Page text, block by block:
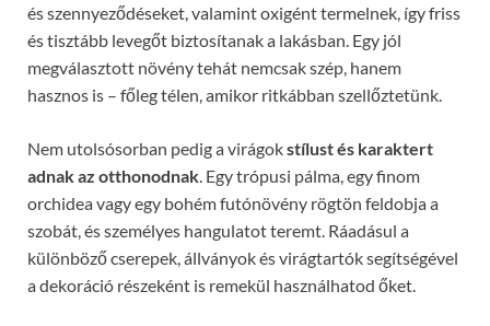
és szennyeződéseket, valamint oxigént termelnek, így friss
és tisztább levegőt biztosítanak a lakásban. Egy jól
megválasztott növény tehát nemcsak szép, hanem
hasznos is – főleg télen, amikor ritkábban szellőztetünk.
Nem utolsósorban pedig a virágokstílust és karaktert
adnak az otthonodnak. Egy trópusi pálma, egy finom
orchidea vagy egy bohém futónövény rögtön feldobja a
szobát, és személyes hangulatot teremt. Ráadásul a
különböző cserepek, állványok és virágtartók segítségével
a dekoráció részeként is remekül használhatod őket.